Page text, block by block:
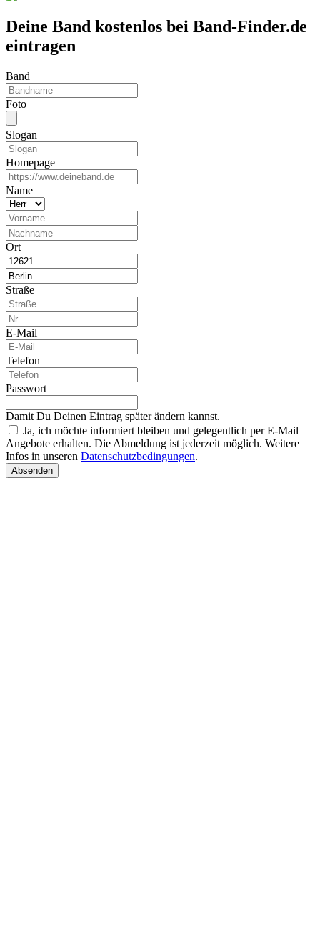
Deine Band kostenlos bei Band-Finder.de
eintragen
Band
Foto
Slogan
Homepage
Name
Ort
Straße
E-Mail
Telefon
Passwort
Damit Du Deinen Eintrag später ändern kannst.
Ja, ich möchte informiert bleiben und gelegentlich per E-Mail
Angebote erhalten. Die Abmeldung ist jederzeit möglich. Weitere
Infos in unseren Datenschutzbedingungen.
Absenden